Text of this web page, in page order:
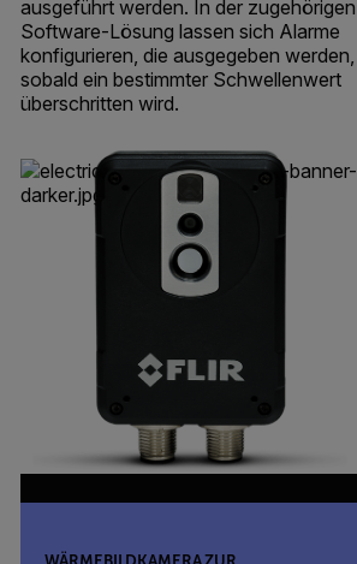
ausgeführt werden. In der zugehörigen
Software-Lösung lassen sich Alarme
konfigurieren, die ausgegeben werden,
sobald ein bestimmter Schwellenwert
überschritten wird.